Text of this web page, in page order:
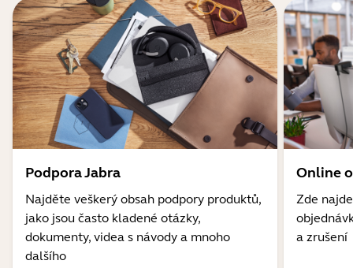
Podpora Jabra
Najděte veškerý obsah podpory produktů,
jako jsou často kladené otázky,
dokumenty, videa s návody a mnoho
dalšího
Online
Zde
a zrušení